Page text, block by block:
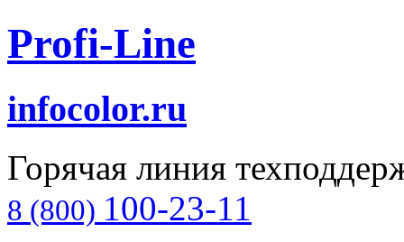
Profi-Line
infocolor.ru
Горячая линия
8 (800) 100-23-11